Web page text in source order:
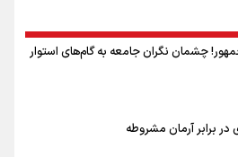
اربعین ۱۴۰۵
چشمان نگران جامعه به گام‌های استوار
برابر آرمان مشروطه